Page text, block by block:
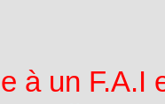
à un F.A.I